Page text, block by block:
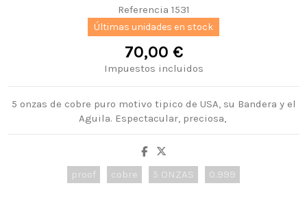
Referencia 1531
Últimas unidades en stock
70,00 €
Impuestos incluidos
5 onzas de cobre puro motivo tipico de USA, su Bandera y el
Aguila. Espectacular, preciosa,
proof cobre 5 ONZAS 0.999